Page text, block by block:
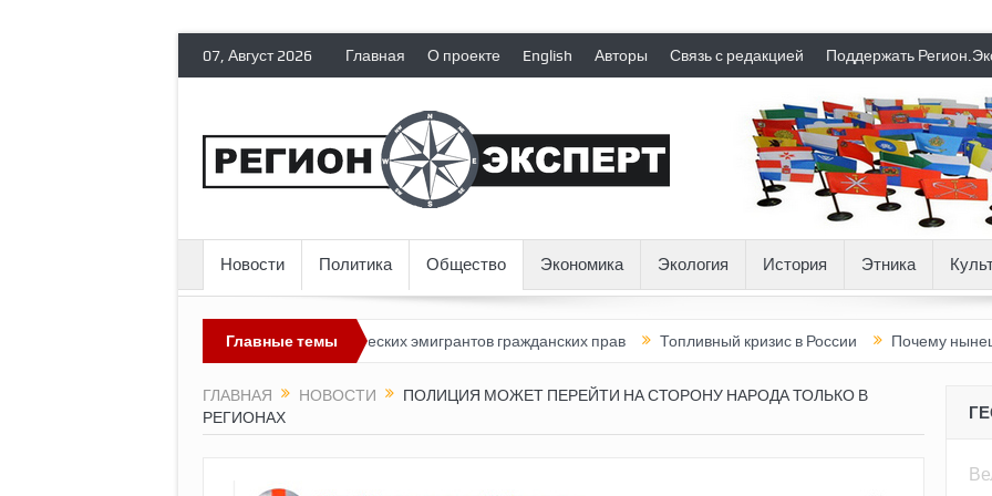
07, Август 2026 Главная О проекте English Авторы Связь с редакцией Поддержать
Новости Политика Общество Экономика Экология История Этника
Главные темы
Россия лишает политических эмигрантов гражданских прав Топливный кризис в России Почему нынешняя
ГЛАВНАЯ НОВОСТИ
ПОЛИЦИЯ МОЖЕТ ПЕРЕЙТИ НА СТОРОНУ НАРОДА ТОЛЬКО В
РЕГИОНАХ